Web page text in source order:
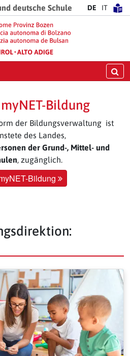
deutsche Schule DE IT
Bildung
der Bildungsverwaltung ist
des Landes,
der Grund-, Mittel- und
, zugänglich.
Bildung